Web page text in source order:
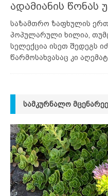
ადამიანის
საზამთრო ზაფხულის
პოპულარული ხილია,
სელექცია ისეთ შედეგს
წარმოსახვასაც კი
ᲡᲐᲛᲙᲣᲠᲜᲐᲚᲝ